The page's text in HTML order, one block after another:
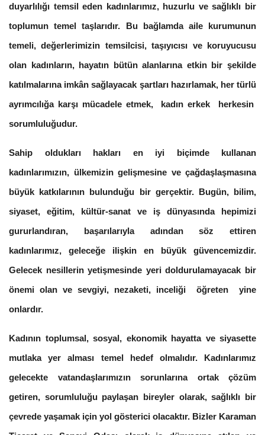
duyarlılığı temsil eden kadınlarımız, huzurlu ve sağlıklı bir
toplumun temel taşlarıdır. Bu bağlamda aile kurumunun
temeli, değerlerimizin temsilcisi, taşıyıcısı ve koruyucusu
olan kadınların, hayatın bütün alanlarına etkin bir şekilde
katılmalarına imkân sağlayacak şartları hazırlamak, her türlü
ayrımcılığa karşı mücadele etmek, kadın erkek herkesin
sorumluluğudur.
Sahip oldukları hakları en iyi biçimde kullanan
kadınlarımızın, ülkemizin gelişmesine ve çağdaşlaşmasına
büyük katkılarının bulunduğu bir gerçektir. Bugün, bilim,
siyaset, eğitim, kültür-sanat ve iş dünyasında hepimizi
gururlandıran, başarılarıyla adından söz ettiren
kadınlarımız, geleceğe ilişkin en büyük güvencemizdir.
Gelecek nesillerin yetişmesinde yeri doldurulamayacak bir
önemi olan ve sevgiyi, nezaketi, inceliği öğreten yine
onlardır.
Kadının toplumsal, sosyal, ekonomik hayatta ve siyasette
mutlaka yer alması temel hedef olmalıdır. Kadınlarımız
gelecekte vatandaşlarımızın sorunlarına ortak çözüm
getiren, sorumluluğu paylaşan bireyler olarak, sağlıklı bir
çevrede yaşamak için yol gösterici olacaktır. Bizler Karaman